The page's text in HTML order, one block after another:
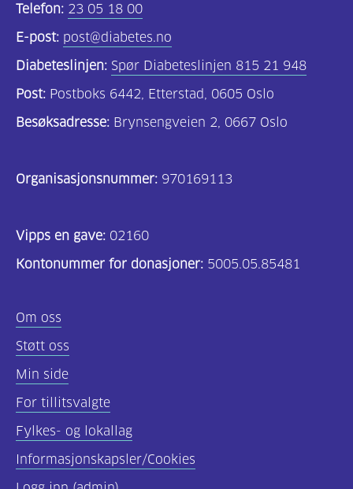
Telefon: 23 05 18 00
E-post: post@diabetes.no
Diabeteslinjen: Spør Diabeteslinjen 815 21 948
Post: Postboks 6442, Etterstad, 0605 Oslo
Besøksadresse: Brynsengveien 2, 0667 Oslo
Organisasjonsnummer: 970169113
Vipps en gave: 02160
Kontonummer for donasjoner: 5005.05.85481
Om oss
Støtt oss
Min side
For tillitsvalgte
Fylkes- og lokallag
Informasjonskapsler/Cookies